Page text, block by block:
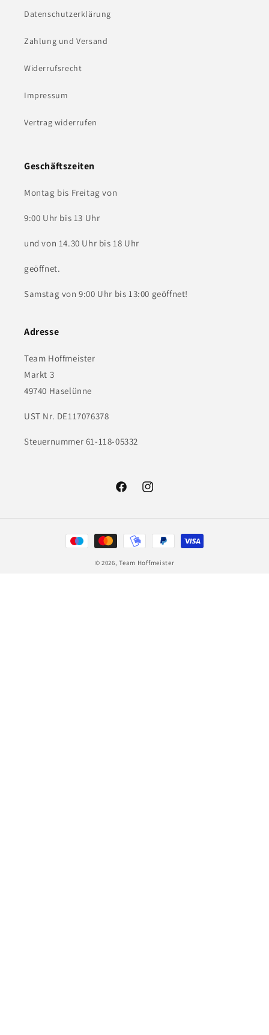
Datenschutzerklärung
Zahlung und Versand
Widerrufsrecht
Impressum
Vertrag widerrufen
Geschäftszeiten
Montag bis Freitag von
9:00 Uhr bis 13 Uhr
und von 14.30 Uhr bis 18 Uhr
geöffnet.
Samstag von 9:00 Uhr bis 13:00 geöffnet!
Adresse
Team Hoffmeister
Markt 3
49740 Haselünne
UST Nr. DE117076378
Steuernummer 61-118-05332
FacebookInstagram
Zahlungsmethoden
© 2026,Team Hoffmeister